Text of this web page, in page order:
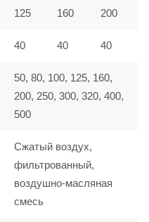
125 160 200
40 40 40
50, 80, 100, 125, 160,
200, 250, 300, 320, 400,
500
Сжатый воздух,
фильтрованный,
воздушно-масляная
смесь